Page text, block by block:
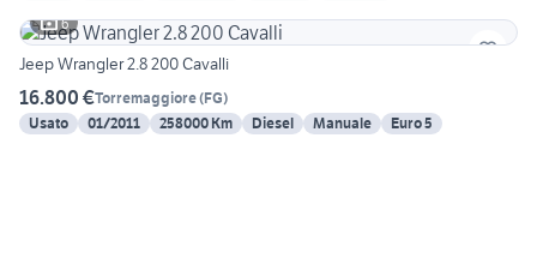
6
Jeep Wrangler 2.8 200 Cavalli
16.800 €Torremaggiore(FG)
Usato
01/2011 258000 Km Diesel Manuale Euro 5